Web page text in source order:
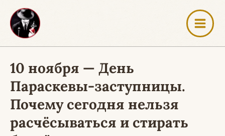
Перейти
содержимому
10 ноября — День
Параскевы-заступницы.
Почему сегодня нельзя
расчёсываться и стирать